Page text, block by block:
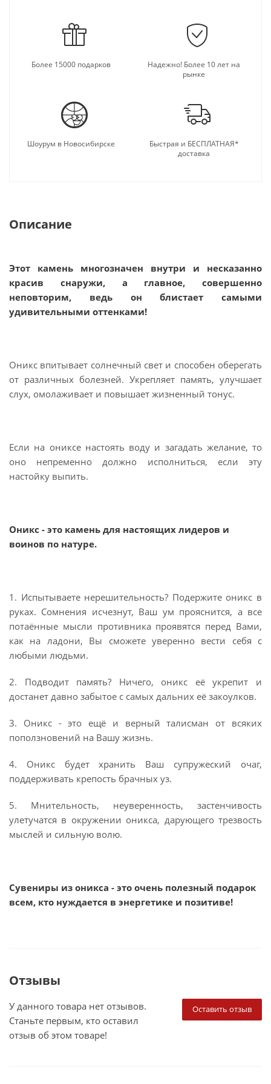
камень-оберег. Этот благотворный
жизнеутверждающий самоцвет проясняет ум,
психику и оказывает тотальное обезболивающее
Более 15000 подарков
Надежно! Более 10 лет на
рынке
Шоурум в Новосибирске
Быстрая и БЕСПЛАТНАЯ*
доставка
Описание
Этот камень многозначен внутри и несказанно
красив снаружи, а главное, совершенно
неповторим, ведь он блистает самыми
удивительными оттенками!
Оникс впитывает солнечный свет и способен оберегать
от различных болезней. Укрепляет память, улучшает
слух, омолаживает и повышает жизненный тонус.
Если на ониксе настоять воду и загадать желание, то
оно непременно должно исполниться, если эту
настойку выпить.
Оникс - это камень для настоящих лидеров и
воинов по натуре.
1. Испытываете нерешительность? Подержите оникс в
руках. Сомнения исчезнут, Ваш ум прояснится, а все
потаённые мысли противника проявятся перед Вами,
как на ладони, Вы сможете уверенно вести себя с
любыми людьми.
2. Подводит память? Ничего, оникс её укрепит и
достанет давно забытое с самых дальних её закоулков.
3. Оникс - это ещё и верный талисман от всяких
поползновений на Вашу жизнь.
4. Оникс будет хранить Ваш супружеский очаг,
поддерживать крепость брачных уз.
5. Мнительность, неуверенность, застенчивость
улетучатся в окружении оникса, дарующего трезвость
мыслей и сильную волю.
Сувениры из оникса - это очень полезный подарок
всем, кто нуждается в энергетике и позитиве!
Отзывы
Оставить отзыв
У данного товара нет отзывов.
Станьте первым, кто оставил
отзыв об этом товаре!